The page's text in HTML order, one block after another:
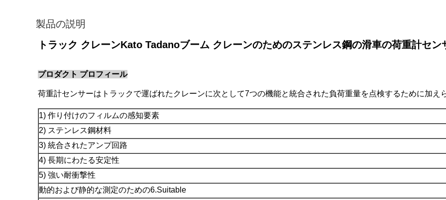
製品の説明
トラック クレーンKato Tadanoブーム クレーンのためのステンレス鋼の滑車の荷重計セン
プロダクト プロフィール
荷重計センサーはトラックで運ばれたクレーンに次として7つの機能と統合された負荷重量を点検するために加え
1) 作り付けのフィルムの感知要素
2) ステンレス鋼材料
3) 統合されたアンプ回路
4) 長期にわたる安定性
5) 強い耐衝撃性
動的および静的な測定のための6.Suitable